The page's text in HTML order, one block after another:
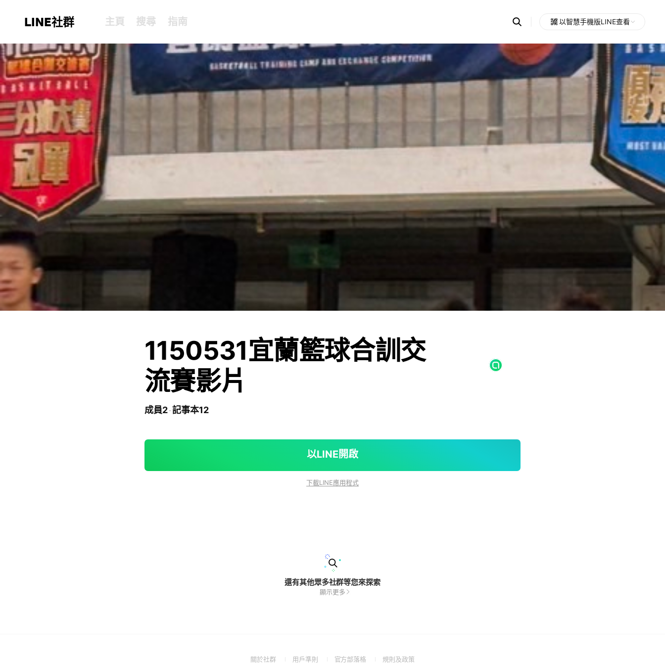
LINE社群 主頁 搜尋 指南 Search
OpenChats
messages
search
以智慧手機版LINE查看
1150531宜蘭籃球合訓交
流賽影片
成員2 記事本12
以LINE開啟
下載LINE應用程式
還有其他眾多社群等您來探索
顯示更多
關於社群
(Open用戶準則
(Open官方部落格
(Open規則及政策(Open